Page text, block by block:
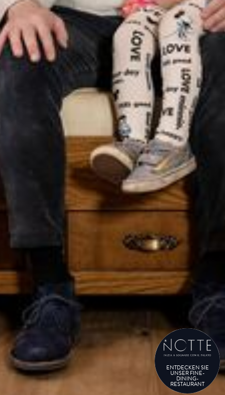
ENTDECKEN SIE
UNSER FINE-
DINING-
RESTAURANT